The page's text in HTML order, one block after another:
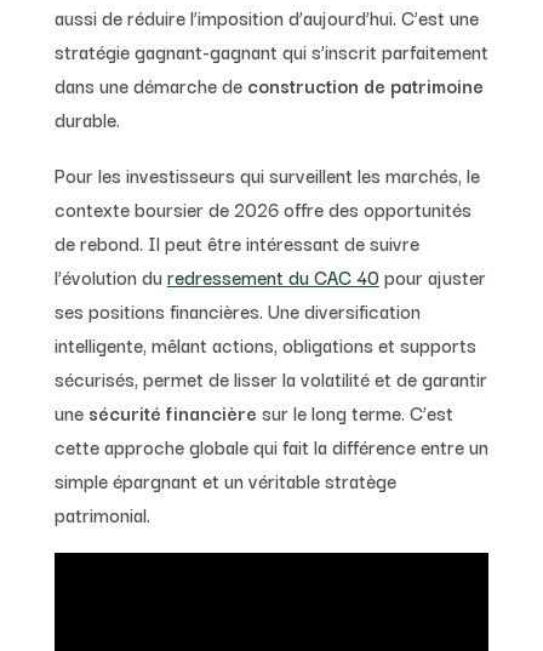
aussi de réduire l’imposition d’aujourd’hui. C’est une
stratégie gagnant-gagnant qui s’inscrit parfaitement
dans une démarche de construction de patrimoine
durable.
Pour les investisseurs qui surveillent les marchés, le
contexte boursier de 2026 offre des opportunités
de rebond. Il peut être intéressant de suivre
l’évolution du redressement du CAC 40pour ajuster
ses positions financières. Une diversification
intelligente, mêlant actions, obligations et supports
sécurisés, permet de lisser la volatilité et de garantir
une sécurité financière sur le long terme. C’est
cette approche globale qui fait la différence entre un
simple épargnant et un véritable stratège
patrimonial.